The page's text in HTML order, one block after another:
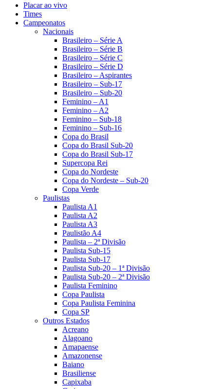
Placar ao vivo
Times
Campeonatos
Nacionais
Brasileiro – Série A
Brasileiro – Série B
Brasileiro – Série C
Brasileiro – Série D
Brasileiro – Aspirantes
Brasileiro – Sub-17
Brasileiro – Sub-20
Feminino – A1
Feminino – A2
Feminino – Sub-18
Feminino – Sub-16
Copa do Brasil
Copa do Brasil Sub-20
Copa do Brasil Sub-17
Supercopa Rei
Copa do Nordeste
Copa do Nordeste – Sub-20
Copa Verde
Paulistas
Paulista A1
Paulista A2
Paulista A3
Paulistão A4
Paulista – 2ª Divisão
Paulista Sub-15
Paulista Sub-17
Paulista Sub-20 – 1ª Divisão
Paulista Sub-20 – 2ª Divisão
Paulista Feminino
Copa Paulista
Copa Paulista Feminina
Copa SP
Outros Estados
Acreano
Alagoano
Amapaense
Amazonense
Baiano
Brasiliense
Capixaba